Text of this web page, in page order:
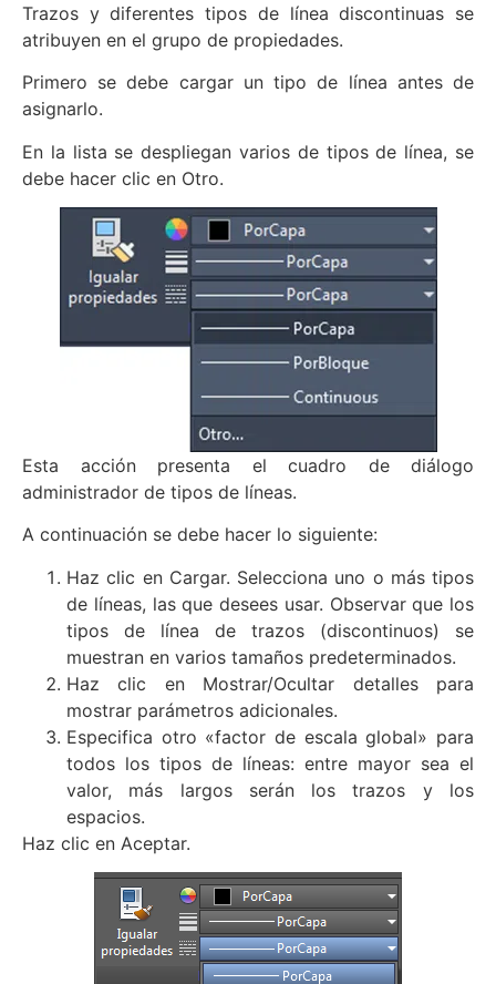
Trazos y diferentes tipos de línea discontinuas se
atribuyen en el grupo de propiedades.
Primero se debe cargar un tipo de línea antes de
asignarlo.
En la lista se despliegan varios de tipos de línea, se
debe hacer clic en Otro.
Esta acción presenta el cuadro de diálogo
administrador de tipos de líneas.
A continuación se debe hacer lo siguiente:
Haz clic en Cargar. Selecciona uno o más tipos
de líneas, las que desees usar. Observar que los
tipos de línea de trazos (discontinuos) se
muestran en varios tamaños predeterminados.
Haz clic en Mostrar/Ocultar detalles para
mostrar parámetros adicionales.
Especifica otro «factor de escala global» para
todos los tipos de líneas: entre mayor sea el
valor, más largos serán los trazos y los
espacios.
Haz clic en Aceptar.